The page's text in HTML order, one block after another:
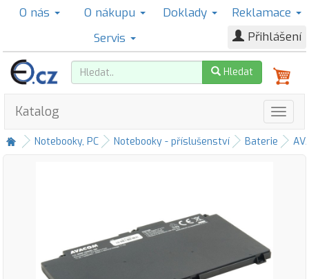
O nás O nákupu Doklady
Reklamace
Servis
Přihlášení
Hledat
Katalog
Notebooky, PC Notebooky - příslušenství Baterie